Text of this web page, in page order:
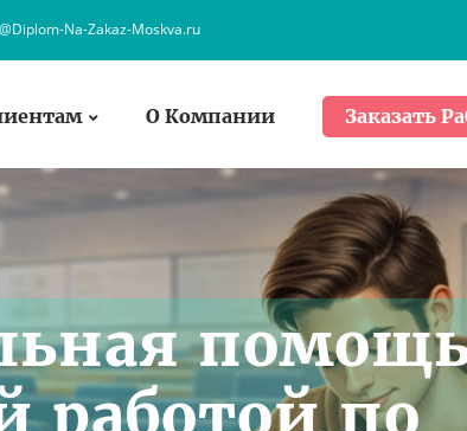
Na-Zakaz-Moskva.ru
О Компании Заказать
работой по